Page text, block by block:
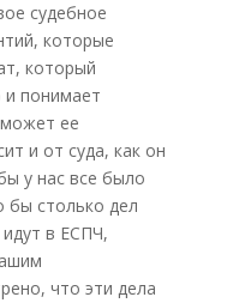
судебное
которые
который
и понимает
ее
и от суда, как он
у нас все было
бы столько дел
в ЕСПЧ,
что эти дела